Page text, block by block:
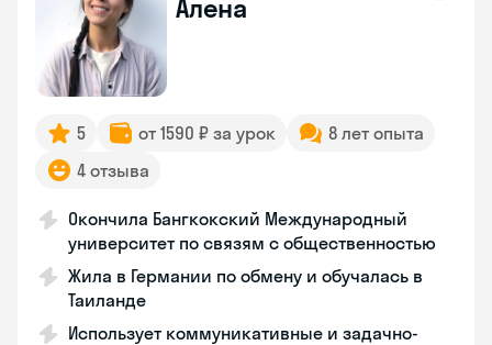
Алена
5 от 1590 ₽ за урок
8 лет опыта
4 отзыва
Окончила Бангкокский Международный
университет по связям с общественностью
Жила в Германии по обмену и обучалась в
Таиланде
Использует коммуникативные и задачно-